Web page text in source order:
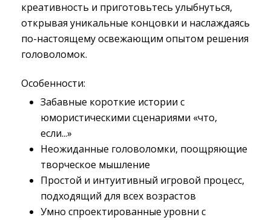
креативность и приготовьтесь улыбнуться,
открывая уникальные концовки и наслаждаясь
по-настоящему освежающим опытом решения
головоломок.
Особенности:
Забавные короткие истории с
юмористическими сценариями «что,
если...»
Неожиданные головоломки, поощряющие
творческое мышление
Простой и интуитивный игровой процесс,
подходящий для всех возрастов
Умно спроектированные уровни с